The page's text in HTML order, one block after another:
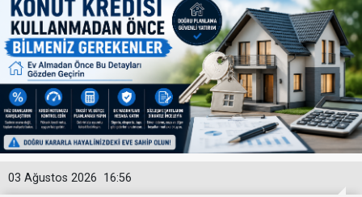
16:56
03 Ağustos 2026